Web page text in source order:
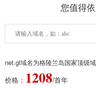
您值得
net.gl域名为格陵兰岛国家顶级
价格： 1208/首年